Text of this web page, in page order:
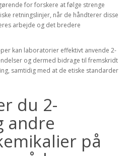
for forskere at følge strenge
retningslinjer, når de håndterer disse
arbejde og det bredere
kan laboratorier effektivt anvende 2-
og dermed bidrage til fremskridt
samtidig med at de etiske standarder
du 2-
andre
på